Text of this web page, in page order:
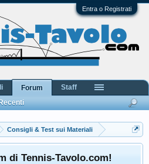
Entra o Registrati
Consigli & Test sui Materiali
di Tennis-Tavolo.com!
Forum
Staff